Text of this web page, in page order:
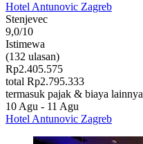
Hotel Antunovic Zagreb
Stenjevec
9,0/10
Istimewa
(132 ulasan)
Rp2.405.575
total Rp2.795.333
termasuk pajak & biaya lainnya
10 Agu - 11 Agu
Hotel Antunovic Zagreb